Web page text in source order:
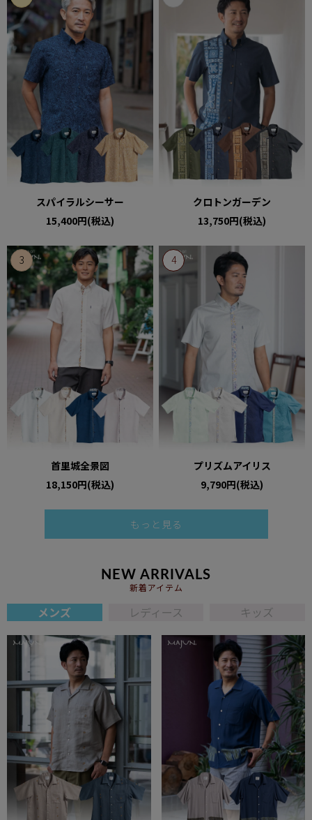
スパイラルシーサー
15,400円(税込)
クロトンガーデン
13,750円(税込)
首里城全景図
18,150円(税込)
プリズムアイリス
9,790円(税込)
もっと見る
NEW ARRIVALS
新着アイテム
メンズ レディース キッズ